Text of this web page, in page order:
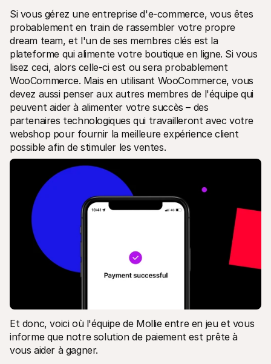
Rejoignez notre communauté de développeurs
À propos de Mollie
Tarifs
Consultez nos tarifs
À propos
Notre histoire et nos valeurs
Actualités
Lire les dernières actualités de
Mollie
Nous rejoindre
Rejoignez notre équipe - nous
recrutons !
nos
Contact
Pour les consommateurs
Découvrez pourquoi Mollie figure sur votre relevé bancaire
Pour les clients Mollie
Contactez notre équipe support
Pour obtenir un devis
Découvrez comment nous pouvons aider votre entreprise
Si vous gérez une entreprise d'e-commerce, vous êtes
probablement en train de rassembler votre propre
dream team, et l'un de ses membres clés est la
plateforme qui alimente votre boutique en ligne. Si vous
lisez ceci, alors celle-ci est ou sera probablement
WooCommerce. Mais en utilisant WooCommerce, vous
devez aussi penser aux autres membres de l'équipe qui
peuvent aider à alimenter votre succès – des
partenaires technologiques qui travailleront avec votre
webshop pour fournir la meilleure expérience client
possible afin de stimuler les ventes.
Et donc, voici où l'équipe de Mollie entre en jeu et vous
informe que notre solution de paiement est prête à
vous aider à gagner.